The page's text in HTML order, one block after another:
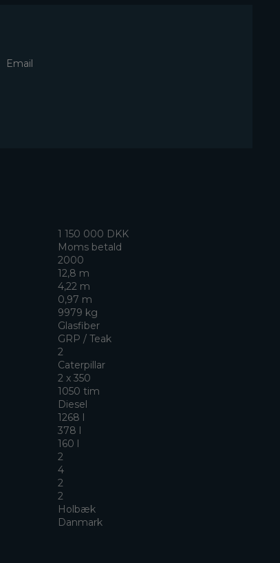
Email
1 150 000 DKK
Moms betald
2000
12,8 m
4,22 m
0,97 m
9979 kg
Glasfiber
GRP / Teak
2
Caterpillar
2 x 350
1050 tim
Diesel
1268 l
378 l
160 l
2
4
2
2
Holbæk
Danmark